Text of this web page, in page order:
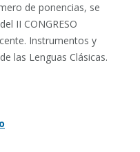
de ponencias, se
del II CONGRESO
Instrumentos y
las Lenguas Clásicas.